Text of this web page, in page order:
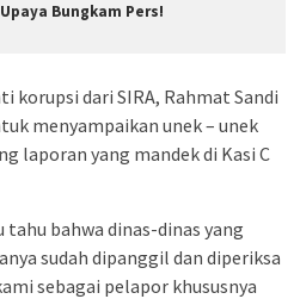
Bungkam Pers!
korupsi dari SIRA, Rahmat Sandi
menyampaikan unek – unek
laporan yang mandek di Kasi C
bahwa dinas-dinas yang
sudah dipanggil dan diperiksa
sebagai pelapor khususnya